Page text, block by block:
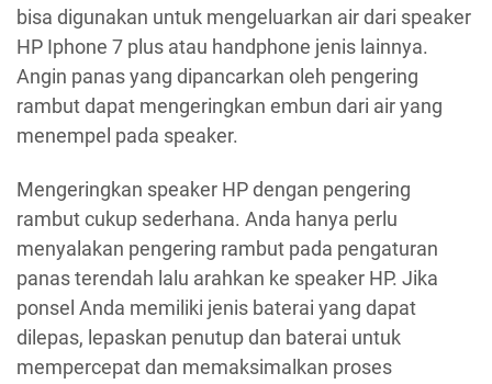
bisa digunakan untuk mengeluarkan air dari speaker
HP Iphone 7 plus atau handphone jenis lainnya.
Angin panas yang dipancarkan oleh pengering
rambut dapat mengeringkan embun dari air yang
menempel pada speaker.
Mengeringkan speaker HP dengan pengering
rambut cukup sederhana. Anda hanya perlu
menyalakan pengering rambut pada pengaturan
panas terendah lalu arahkan ke speaker HP. Jika
ponsel Anda memiliki jenis baterai yang dapat
dilepas, lepaskan penutup dan baterai untuk
mempercepat dan memaksimalkan proses